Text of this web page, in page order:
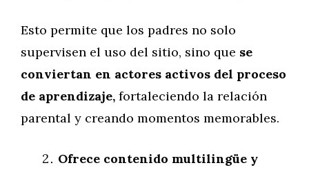
Esto permite que los padres no solo
supervisen el uso del sitio, sino que se
conviertan en actores activos del proceso
de aprendizaje, fortaleciendo la relación
parental y creando momentos memorables.
Ofrece contenido multilingüe y